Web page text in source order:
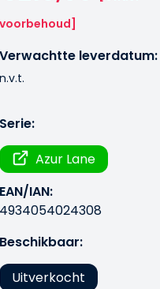
voorbehoud]
Verwachtte leverdatum:
n.v.t.
Serie:
Azur Lane
EAN/IAN:
4934054024308
Beschikbaar:
Uitverkocht